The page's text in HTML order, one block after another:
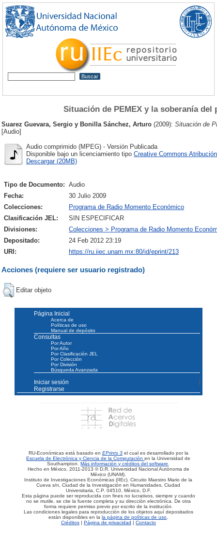
Situación de PEMEX y la soberanía del
Suarez Guevara, Sergio y Bonilla Sánchez, Arturo (2009): Situación de
[Audio]
Audio comprimido (MPEG) - Versión Publicada
Disponible bajo un licenciamiento tipo Creative Commons
Descargar (20MB)
Tipo de Documento: Audio
Fecha:
30 Julio 2009
Colecciones:
Programa de Radio Momento Económico
Clasificación JEL:
SIN ESPECIFICAR
Divisiones:
Colecciones > Programa de Radio Momento
Depositado:
24 Feb 2012 23:19
URI:
https://ru.iiec.unam.mx:80/id/eprint/213
Acciones (requiere ser usuario registrado)
Editar objeto
Página Inicial
Acerca de
Políticas de uso
Manual de depósito
Consultas
Por Autor
Por Año
Por Clasificación JEL
Por Colección
Por División
Búsqueda Avanzada
Iniciar sesión
Registrarse
RU-Económicas está basado en EPrints 3 el cual es desarrollado por la
Escuela de Electrónica y Ciencia de la Computaciónen la Universidad de
Southampton.Más información y créditos del software.
Hecho en México, 2011-2013 © D.R. Universidad Nacional Autónoma de
México (UNAM).
Instituto de Investigaciones Económicas (IIEc). Circuito Maestro Mario de la
Cueva s/n, Ciudad de la Investigación en Humanidades, Ciudad
Universitaria, C.P. 04510, México, D.F.
Esta página puede ser reproducida con fines no lucrativos, siempre y cuando
no se mutile, se cite la fuente completa y su dirección electrónica. De otra
forma requiere permiso previo por escrito de la institución.
Las condiciones legales para reproducción de los objetos aquí depositados
están disponibles en lala página de políticas de uso.
Créditos| Página de privacidad | Contacto